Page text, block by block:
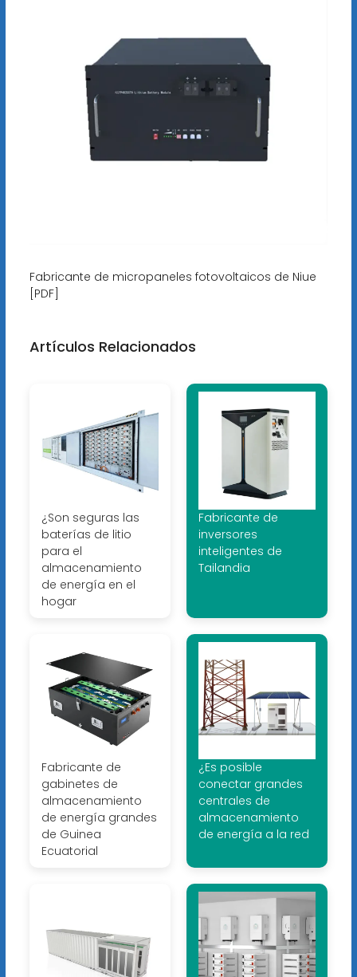
Fabricante de micropaneles fotovoltaicos de Niue
[PDF]
Artículos Relacionados
¿Son seguras las
baterías de litio
para el
almacenamiento
de energía en el
hogar
Fabricante de
inversores
inteligentes de
Tailandia
Fabricante de
gabinetes de
almacenamiento
de energía grandes
de Guinea
Ecuatorial
¿Es posible
conectar grandes
centrales de
almacenamiento
de energía a la red